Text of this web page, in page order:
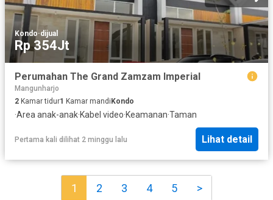
Kondo·dijual
Rp 354Jt
Perumahan The Grand Zamzam Imperial
Mangunharjo
2 Kamar tidur1 Kamar mandiKondo
·Area anak-anak·Kabel video·Keamanan·Taman
Pertama kali dilihat 2 minggu lalu Lihat detail
1 2 3 4 5 >